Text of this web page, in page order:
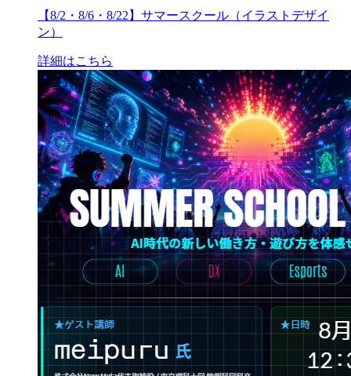
【8/2・8/6・8/22】サマースクール（イラストデザイ
ン）
詳細はこちら